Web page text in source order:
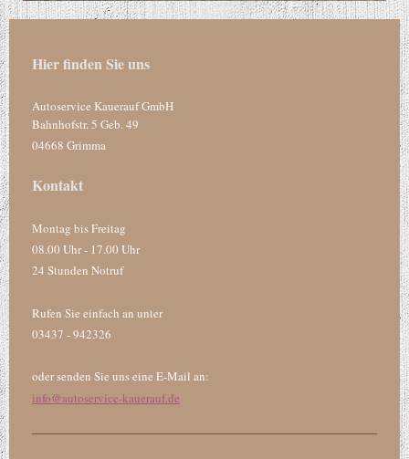
Hier finden Sie uns
Autoservice Kauerauf GmbH
Bahnhofstr. 5 Geb. 49
04668 Grimma
Kontakt
Montag bis Freitag
08.00 Uhr - 17.00 Uhr
24 Stunden Notruf
Rufen Sie einfach an unter
03437 - 942326
oder senden Sie uns eine E-Mail an:
info@autoservice-kauerauf.de